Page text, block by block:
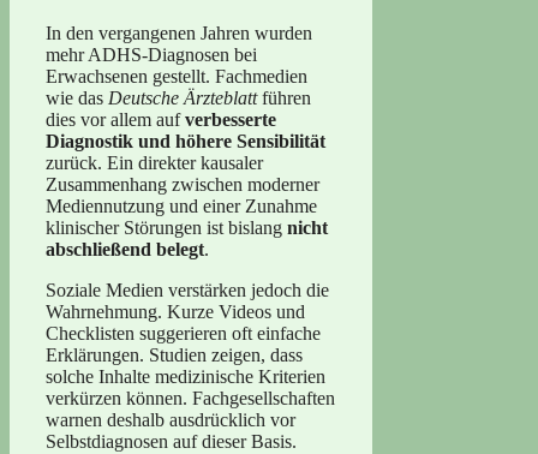
In den vergangenen Jahren wurden
mehr ADHS-Diagnosen bei
Erwachsenen gestellt. Fachmedien
wie das Deutsche Ärzteblattführen
dies vor allem aufverbesserte
Diagnostik und höhere Sensibilität
zurück. Ein direkter kausaler
Zusammenhang zwischen moderner
Mediennutzung und einer Zunahme
klinischer Störungen ist bislang nicht
abschließend belegt.
Soziale Medien verstärken jedoch die
Wahrnehmung. Kurze Videos und
Checklisten suggerieren oft einfache
Erklärungen. Studien zeigen, dass
solche Inhalte medizinische Kriterien
verkürzen können. Fachgesellschaften
warnen deshalb ausdrücklich vor
Selbstdiagnosen auf dieser Basis.